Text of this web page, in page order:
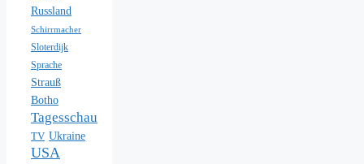
Russland
Schirrmacher
Sloterdijk
Sprache
Strauß
Botho
Tagesschau
TV Ukraine
USA